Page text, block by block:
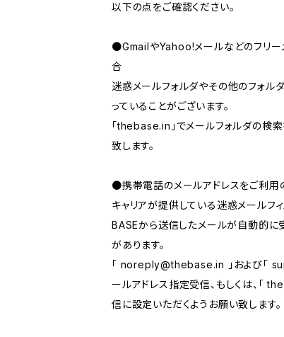
以下の点をご確認ください。
●GmailやYahoo!メールなどのフリー
合
迷惑メールフォルダやその他のフォル
っていることがございます。
「thebase.in」でメールフォルダの検
致します。
●携帯電話のメールアドレスをご利用
キャリアが提供している迷惑メールフィ
BASEから送信したメールが自動的
があります。
「 noreply@thebase.in 」および「
ールアドレス指定受信、もしくは、「
信に設定いただくようお願い致します。